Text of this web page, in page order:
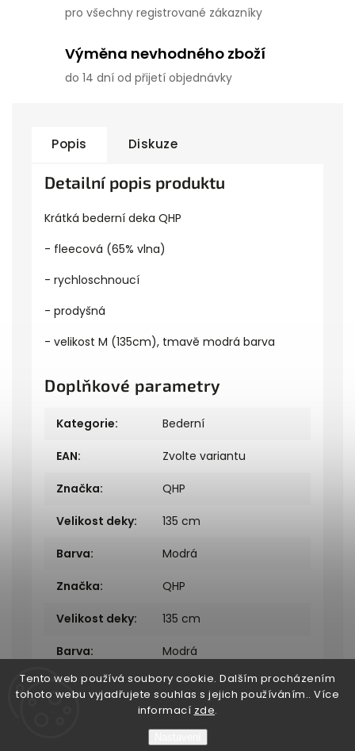
Tento web používá soubory cookie. Dalším procházením
tohoto webu vyjadřujete souhlas s jejich používáním.. Více
informací zde.
pro všechny registrované zákazníky
Výměna nevhodného zboží
do 14 dní od přijetí objednávky
Popis Diskuze
Detailní popis produktu
Krátká bederní deka QHP
- fleecová (65% vlna)
- rychloschnoucí
- prodyšná
- velikost M (135cm), tmavě modrá barva
Doplňkové parametry
Kategorie: Bederní
EAN: Zvolte variantu
Značka: QHP
Velikost deky: 135 cm
Barva: Modrá
Značka: QHP
Velikost deky: 135 cm
Barva: Modrá